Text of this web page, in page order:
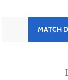
MATCH